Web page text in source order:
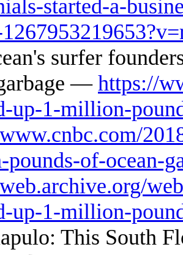
started-a-
surfer
— https://
up-1-million-
of-ocean-
up-1-million-
This South